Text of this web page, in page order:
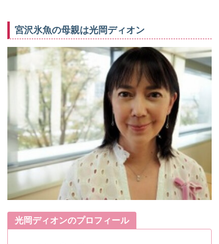
宮沢氷魚の母親は光岡ディオン
光岡ディオンのプロフィール